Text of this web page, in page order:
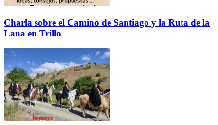
Charla sobre el Camino de Santiago y la Ruta de la
Lana en Trillo